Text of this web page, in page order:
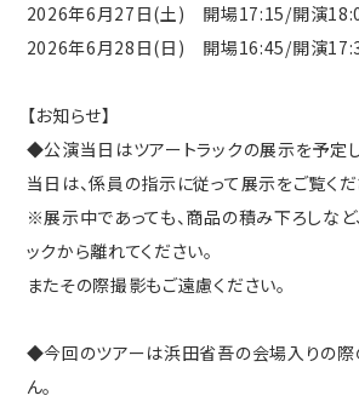
2026年6月27日(土) 開場17:15/開演
2026年6月28日(日) 開場16:45/開演
【お知らせ】
◆公演当日はツアートラックの展示を予定し
当日は、係員の指示に従って展示をご覧くだ
※展示中であっても、商品の積み下ろしなど
ックから離れてください。
またその際撮影もご遠慮ください。
◆今回のツアーは浜田省吾の会場入りの際
ん。